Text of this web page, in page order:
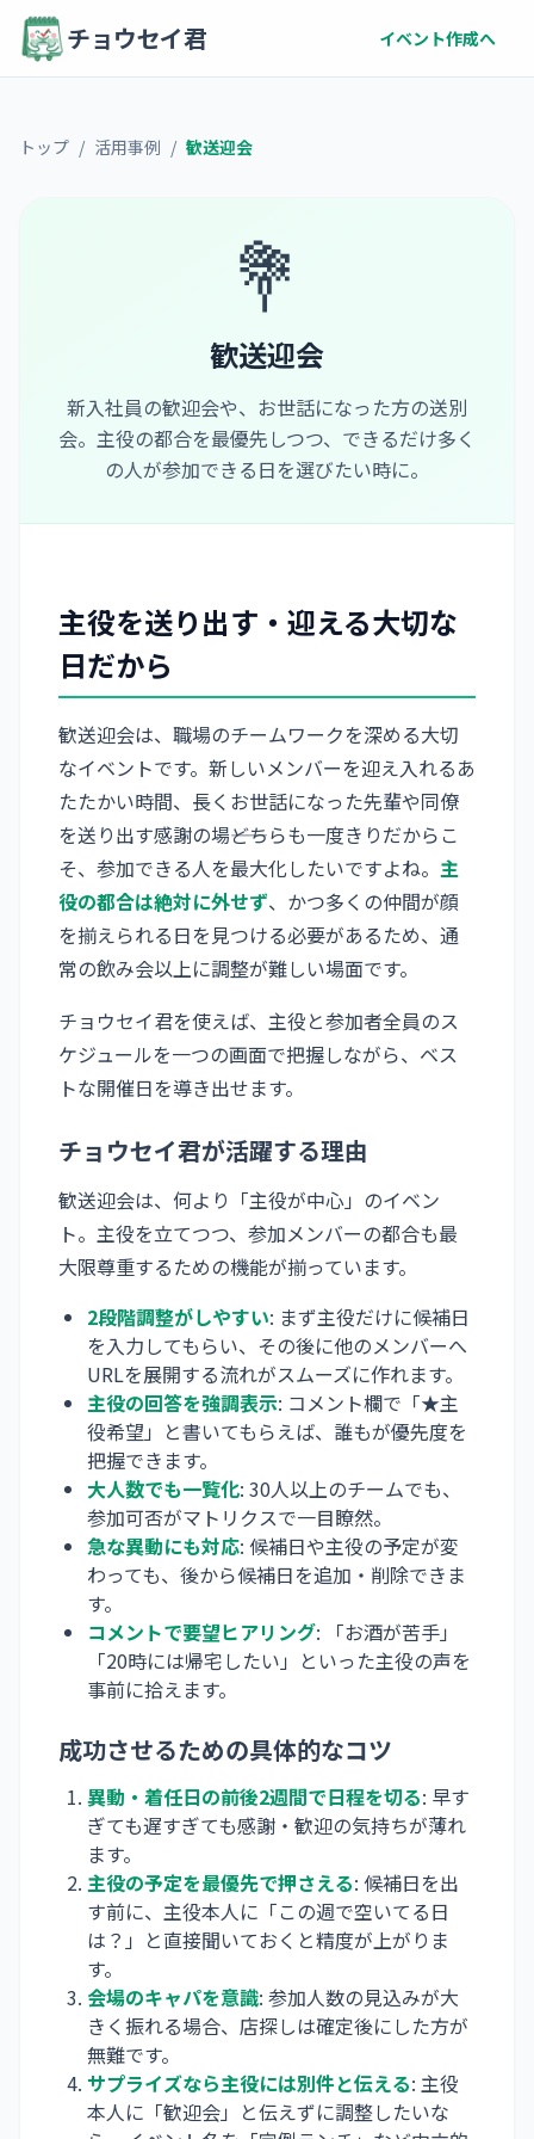
チョウセイ君 イベント作成へ
トップ / 活用事例 / 歓送迎会
💐
歓送迎会
新入社員の歓迎会や、お世話になった方の送別
会。主役の都合を最優先しつつ、できるだけ多く
の人が参加できる日を選びたい時に。
主役を送り出す・迎える大切な
日だから
歓送迎会は、職場のチームワークを深める大切
なイベントです。新しいメンバーを迎え入れるあ
たたかい時間、長くお世話になった先輩や同僚
を送り出す感謝の場――どちらも一度きりだからこ
そ、参加できる人を最大化したいですよね。 主
役の都合は絶対に外せず、かつ多くの仲間が顔
を揃えられる日を見つける必要があるため、通
常の飲み会以上に調整が難しい場面です。
チョウセイ君を使えば、主役と参加者全員のス
ケジュールを一つの画面で把握しながら、ベス
トな開催日を導き出せます。
チョウセイ君が活躍する理由
歓送迎会は、何より「主役が中心」のイベン
ト。主役を立てつつ、参加メンバーの都合も最
大限尊重するための機能が揃っています。
2段階調整がしやすい: まず主役だけに候補日
を入力してもらい、その後に他のメンバーへ
URLを展開する流れがスムーズに作れます。
主役の回答を強調表示: コメント欄で「★主
役希望」と書いてもらえば、誰もが優先度を
把握できます。
大人数でも一覧化: 30人以上のチームでも、
参加可否がマトリクスで一目瞭然。
急な異動にも対応: 候補日や主役の予定が変
わっても、後から候補日を追加・削除できま
す。
コメントで要望ヒアリング: 「お酒が苦手」
「20時には帰宅したい」といった主役の声を
事前に拾えます。
成功させるための具体的なコツ
異動・着任日の前後2週間で日程を切る: 早す
ぎても遅すぎても感謝・歓迎の気持ちが薄れ
ます。
主役の予定を最優先で押さえる: 候補日を出
す前に、主役本人に「この週で空いてる日
は？」と直接聞いておくと精度が上がりま
す。
会場のキャパを意識: 参加人数の見込みが大
きく振れる場合、店探しは確定後にした方が
無難です。
サプライズなら主役には別件と伝える: 主役
本人に「歓迎会」と伝えずに調整したいな